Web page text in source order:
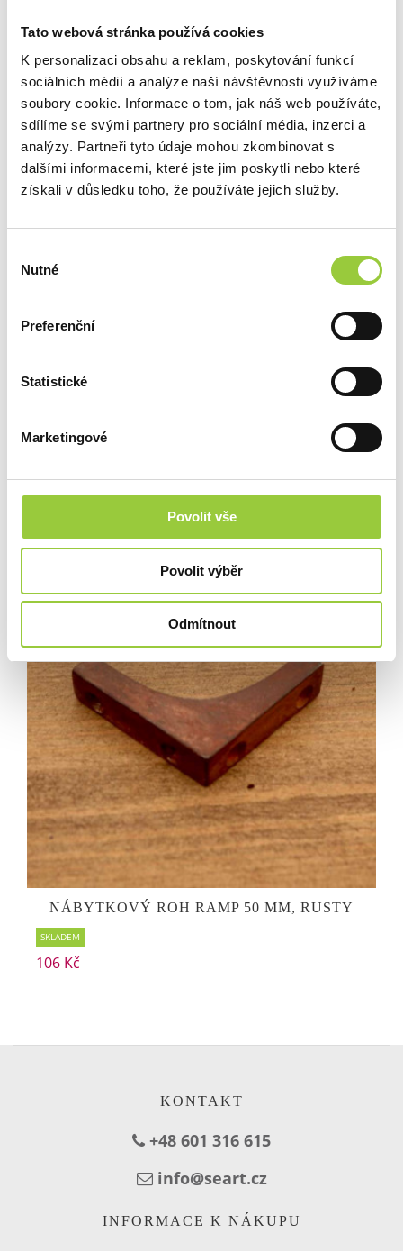
Tato webová stránka používá cookies
K personalizaci obsahu a reklam, poskytování funkcí
sociálních médií a analýze naší návštěvnosti využíváme
soubory cookie. Informace o tom, jak náš web používáte,
sdílíme se svými partnery pro sociální média, inzerci a
analýzy. Partneři tyto údaje mohou zkombinovat s
dalšími informacemi, které jste jim poskytli nebo které
získali v důsledku toho, že používáte jejich služby.
souhlasu
Nutné
Preferenční
Statistické
Marketingové
Povolit vše
Povolit výběr
Odmítnout
PRODUKTY
NÁBYTKOVÝ ROH RAMP 50 MM, SUROVÝ
SKLADEM
NÁBYTKOVÝ ROH RAMP 50 MM, RUSTY
SKLADEM
106 Kč
KONTAKT
+48 601 316 615
info@seart.cz
INFORMACE K NÁKUPU